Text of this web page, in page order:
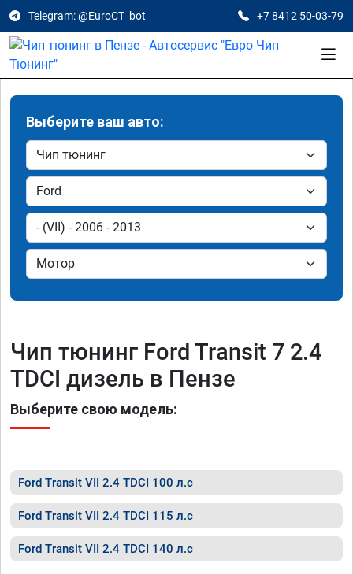
Telegram: @EuroCT_bot +7 8412 50-03-79
Выберите ваш авто:
Чип тюнинг Ford Transit 7 2.4
TDCI дизель в Пензе
Выберите свою модель:
Ford Transit VII 2.4 TDCI 100 л.с
Ford Transit VII 2.4 TDCI 115 л.с
Ford Transit VII 2.4 TDCI 140 л.с